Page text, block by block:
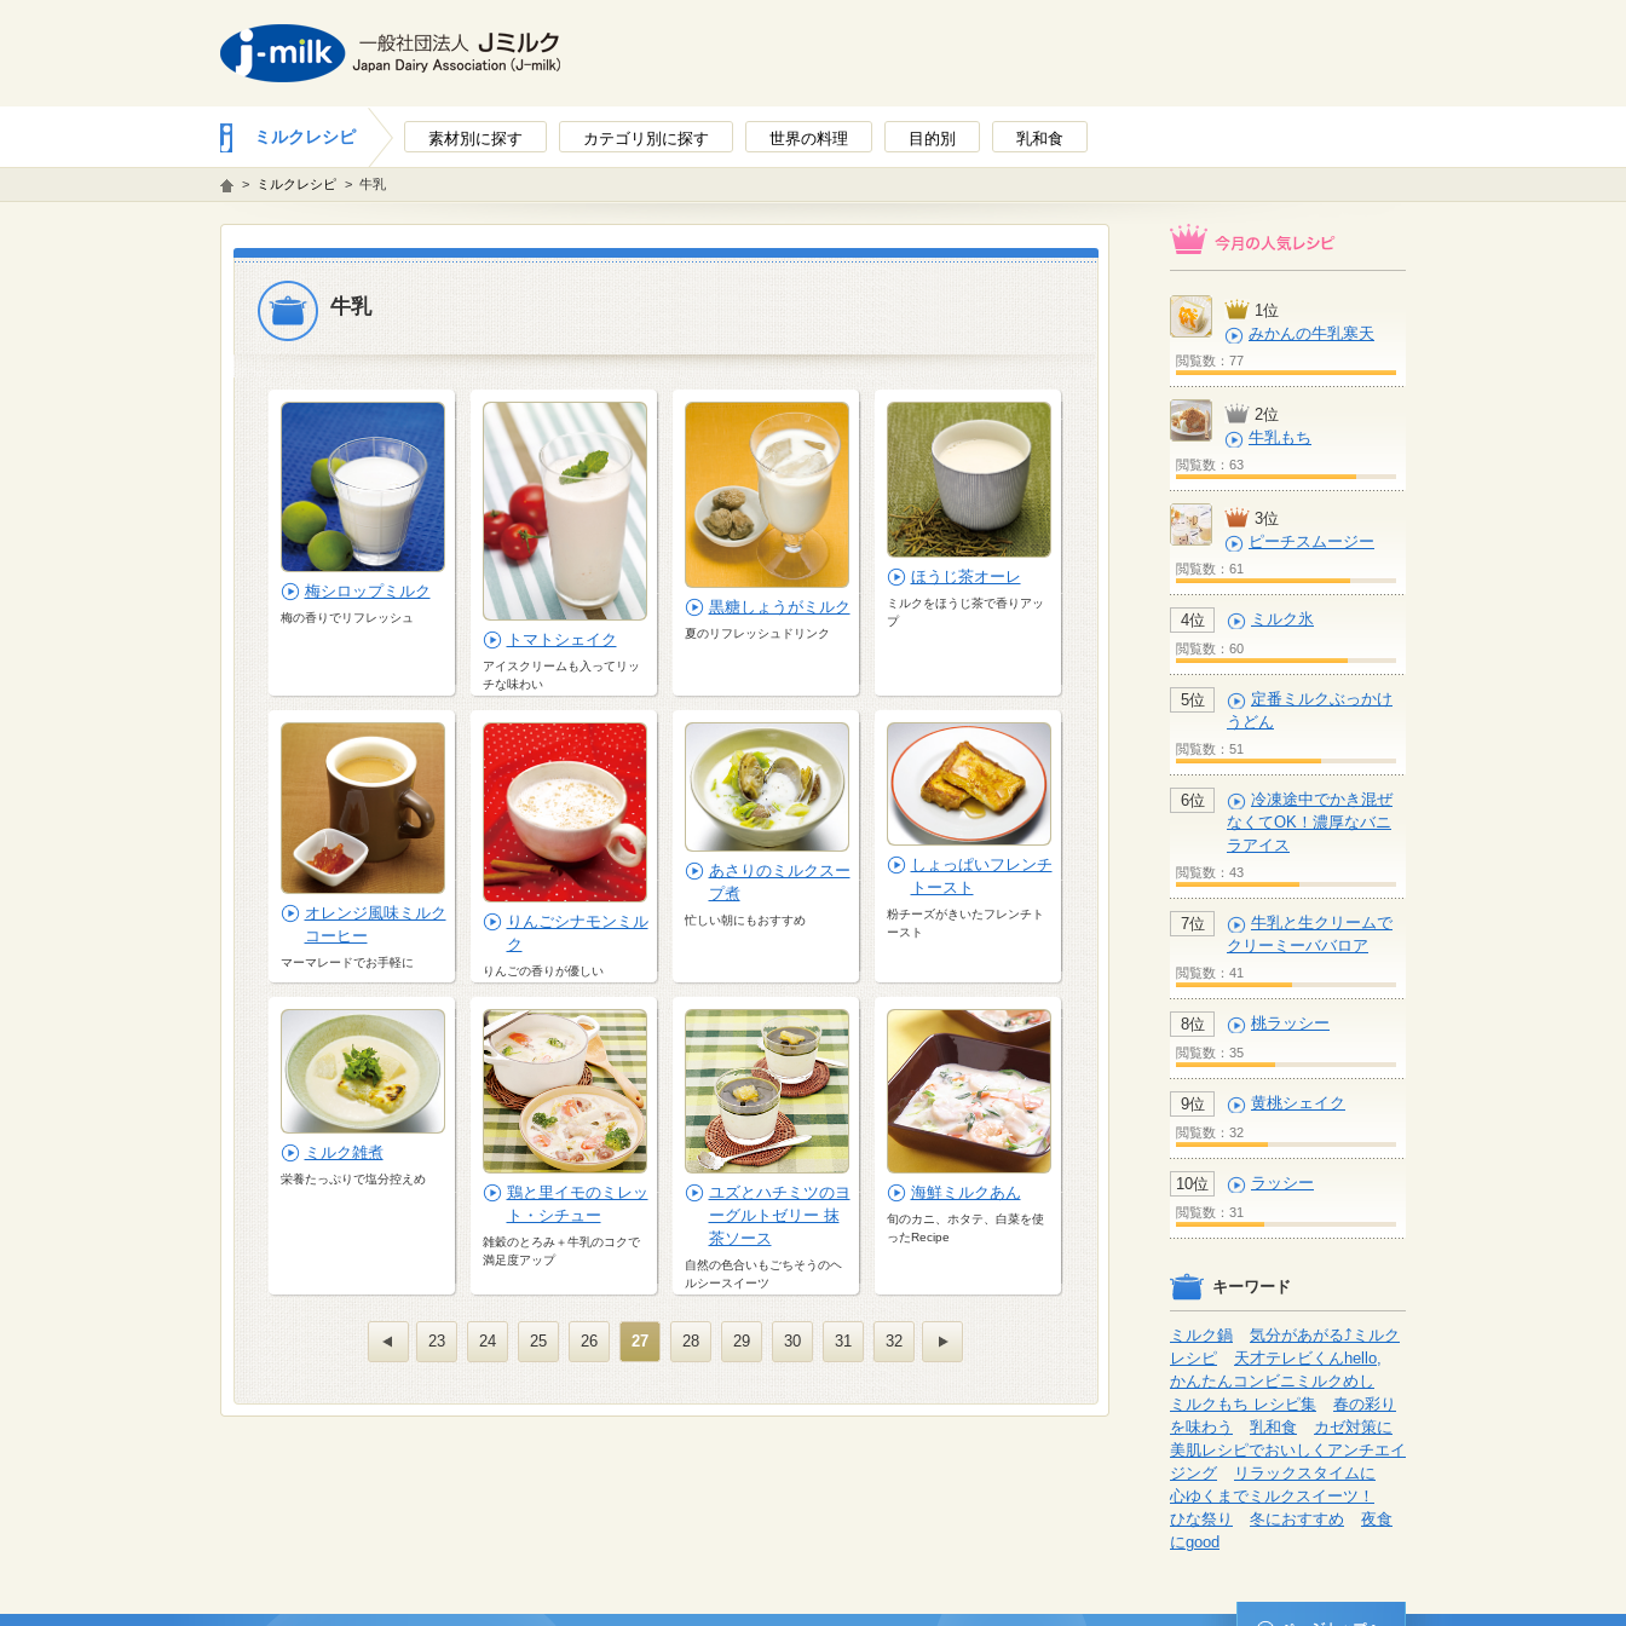
ミルクレシピ 素材別に探す カテゴリ別に探す 世界の料理 目的別 乳和食
> ミルクレシピ > 牛乳
牛乳
梅シロップミルク
梅の香りでリフレッシュ
トマトシェイク
アイスクリームも入ってリッ
チな味わい
黒糖しょうがミルク
夏のリフレッシュドリンク
ほうじ茶オーレ
ミルクをほうじ茶で香りアッ
プ
オレンジ風味ミルク
コーヒー
マーマレードでお手軽に
りんごシナモンミル
ク
りんごの香りが優しい
あさりのミルクスー
プ煮
忙しい朝にもおすすめ
しょっぱいフレンチ
トースト
粉チーズがきいたフレンチト
ースト
ミルク雑煮
栄養たっぷりで塩分控えめ
鶏と里イモのミレッ
ト・シチュー
雑穀のとろみ＋牛乳のコクで
満足度アップ
ユズとハチミツのヨ
ーグルトゼリー 抹
茶ソース
自然の色合いもごちそうのヘ
ルシースイーツ
海鮮ミルクあん
旬のカニ、ホタテ、白菜を使
ったRecipe
23 24 25 26 27 28 29 30 31 32
1位
みかんの牛乳寒天
閲覧数：77
2位
牛乳もち
閲覧数：63
3位
ピーチスムージー
閲覧数：61
4位 ミルク氷
閲覧数：60
5位
定番ミルクぶっかけ
うどん
閲覧数：51
6位
冷凍途中でかき混ぜ
なくてOK！濃厚なバニ
ラアイス
閲覧数：43
7位
牛乳と生クリームで
クリーミーババロア
閲覧数：41
8位 桃ラッシー
閲覧数：35
9位 黄桃シェイク
閲覧数：32
10位 ラッシー
閲覧数：31
キーワード
ミルク鍋
気分があがる⤴ミルク
レシピ
天才テレビくんhello,
かんたんコンビニミルクめし
ミルクもち レシピ集
春の彩り
を味わう
乳和食
カゼ対策に
美肌レシピでおいしくアンチエイ
ジング
リラックスタイムに
心ゆくまでミルクスイーツ！
ひな祭り
冬におすすめ
夜食
にgood